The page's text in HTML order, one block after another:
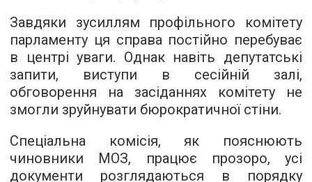
Завдяки зусиллям профільного комітету
парламенту ця справа постійно перебуває
в центрі уваги. Однак навіть депутатські
запити, виступи в сесійній залі,
обговорення на засіданнях комітету не
змогли зруйнувати бюрократичної стіни.
Спеціальна комісія, як пояснюють
чиновники МОЗ, працює прозоро, усі
документи розглядаються в порядку